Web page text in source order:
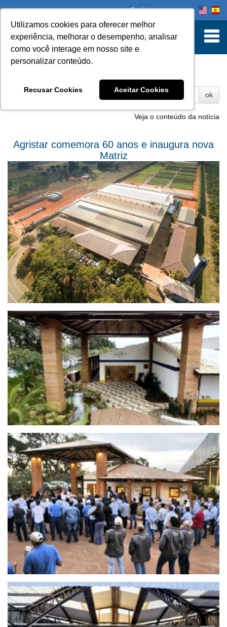
Utilizamos cookies para oferecer melhor
experiência, melhorar o desempenho, analisar
como você interage em nosso site e
personalizar conteúdo.
Recusar Cookies Aceitar Cookies
Onde comprar
ok
Agristar comemora 60 anos e inaugura nova
Matriz
Veja o conteúdo da notícia